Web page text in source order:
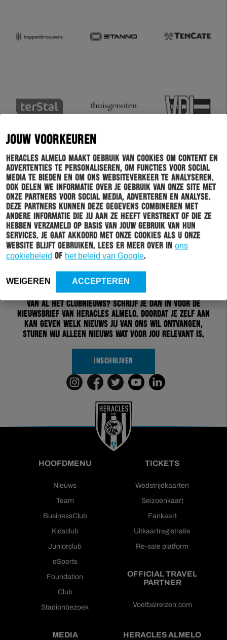
JOUW VOORKEUREN
Heracles Almelo maakt gebruik van cookies om content en
advertenties te personaliseren, om functies voor social
media te bieden en om ons websiteverkeer te analyseren.
Ook delen we informatie over je gebruik van onze site met
onze partners voor social media, adverteren en analyse.
Deze partners kunnen deze gegevens combineren met
andere informatie die jij aan ze heeft verstrekt of die ze
hebben verzameld op basis van jouw gebruik van hun
services. Je gaat akkoord met onze cookies als u onze
website blijft gebruiken. Lees er meer over in ons
cookiebeleid of het beleid van Google.
WEIGEREN ACCEPTEREN
Schrijf je in voor onze nieuwsbrief
Wil jij altijd en overal op de hoogte gehouden worden
van al het clubnieuws? Schrijf je dan in voor de
nieuwsbrief van Heracles Almelo. Doordat je zelf aan
kan geven welk nieuws jij van ons wil ontvangen,
sturen wij alleen nieuws wat voor jou relevant is.
INSCHRIJVEN
HOOFDMENU
Nieuws
Team
BusinessClub
Kidsclub
Juniorclub
eSports
Foundation
Club
Stadionbezoek
TICKETS
Wedstrijdkaarten
Seizoenkaart
Fankaart
Uitkaartregistratie
Re-sale platform
OFFICIAL TRAVEL
PARTNER
Voetbalreizen.com
MEDIA HERACLES ALMELO